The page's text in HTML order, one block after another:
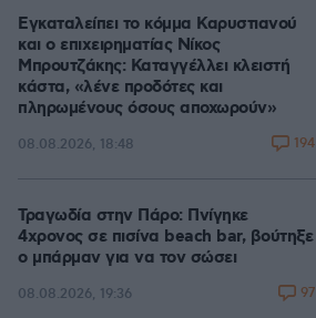
Εγκαταλείπει το κόμμα Καρυστιανού
και ο επιχειρηματίας Νίκος
Μπρουτζάκης: Καταγγέλλει κλειστή
κάστα, «λένε προδότες και
πληρωμένους όσους αποχωρούν»
08.08.2026, 18:48 194
Τραγωδία στην Πάρο: Πνίγηκε
4χρονος σε πισίνα beach bar, βούτηξε
ο μπάρμαν για να τον σώσει
08.08.2026, 19:36 97